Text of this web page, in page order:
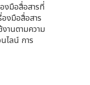
งมือสื่อสารที่
งมือสื่อสาร
านตามความ
ไลน์ การ